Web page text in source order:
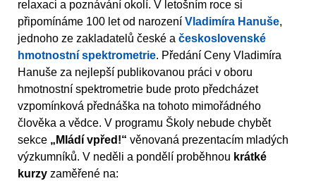
relaxaci a poznávání okolí. V letošním roce si
připomínáme 100 let od narození Vladimíra Hanuše,
jednoho ze zakladatelů české a československé
hmotnostní spektrometrie. Předání Ceny Vladimíra
Hanuše za nejlepší publikovanou práci v oboru
hmotnostní spektrometrie bude proto předcházet
vzpomínková přednáška na tohoto mimořádného
člověka a vědce. V programu Školy nebude chybět
sekce „Mládí vpřed!“ věnovaná prezentacím mladých
výzkumníků. V neděli a pondělí proběhnou krátké
kurzy zaměřené na: